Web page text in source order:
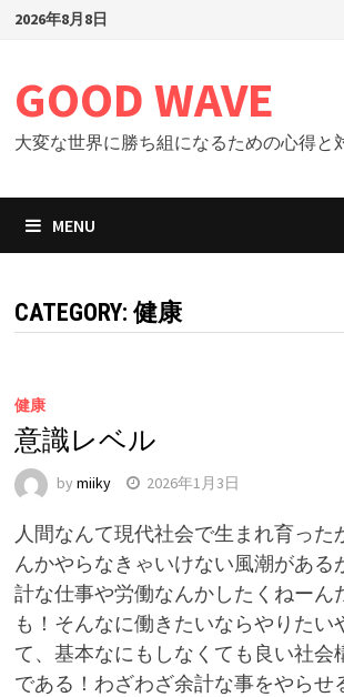
Skip2026年8月8日
GOOD WAVE
大変な世界に勝ち組になるための心得
MENU
CATEGORY: 健康
健康
意識レベル
by miiky 2026年1月3日
人間なんて現代社会で生まれ育った
んかやらなきゃいけない風潮がある
計な仕事や労働なんかしたくねーん
も！そんなに働きたいならやりたい
て、基本なにもしなくても良い社会
である！わざわざ余計な事をやらせ